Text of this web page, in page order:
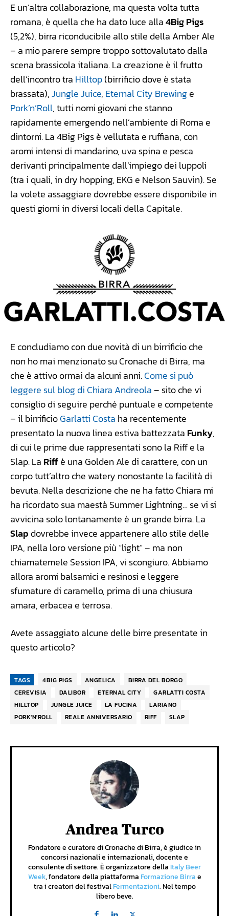
E un’altra collaborazione, ma questa volta tutta
romana, è quella che ha dato luce alla4Big Pigs
(5,2%), birra riconducibile allo stile della Amber Ale
– a mio parere sempre troppo sottovalutato dalla
scena brassicola italiana. La creazione è il frutto
dell’incontro tra Hilltop(birrificio dove è stata
brassata),Jungle Juice, Eternal City Brewinge
Pork’n’Roll, tutti nomi giovani che stanno
rapidamente emergendo nell’ambiente di Roma e
dintorni. La 4Big Pigs è vellutata e ruffiana, con
aromi intensi di mandarino, uva spina e pesca
derivanti principalmente dall’impiego dei luppoli
(tra i quali, in dry hopping, EKG e Nelson Sauvin). Se
la volete assaggiare dovrebbe essere disponibile in
questi giorni in diversi locali della Capitale.
E concludiamo con due novità di un birrificio che
non ho mai menzionato su Cronache di Birra, ma
che è attivo ormai da alcuni anni.Come si può
leggere sul blog di Chiara Andreola– sito che vi
consiglio di seguire perché puntuale e competente
– il birrificioGarlatti Costa ha recentemente
presentato la nuova linea estiva battezzata Funky,
di cui le prime due rappresentati sono la Riff e la
Slap. La Riffè una Golden Ale di carattere, con un
corpo tutt’altro che watery nonostante la facilità di
bevuta. Nella descrizione che ne ha fatto Chiara mi
ha ricordato sua maestà Summer Lightning… se vi si
avvicina solo lontanamente è un grande birra. La
Slap dovrebbe invece appartenere allo stile delle
IPA, nella loro versione più “light” – ma non
chiamatemele Session IPA, vi scongiuro. Abbiamo
allora aromi balsamici e resinosi e leggere
sfumature di caramello, prima di una chiusura
amara, erbacea e terrosa.
Avete assaggiato alcune delle birre presentate in
questo articolo?
TAGS 4BIG PIGS ANGELICA
BIRRA DEL BORGO
CEREVISIA
DALIBOR ETERNAL CITY
GARLATTI COSTA
HILLTOP
JUNGLE JUICE LA FUCINA
LARIANO
PORK'N'ROLL
REALE ANNIVERSARIO RIFF SLAP
Andrea Turco
Fondatore e curatore di Cronache di Birra, è giudice in
concorsi nazionali e internazionali, docente e
consulente di settore. È organizzatore della Italy Beer
Week, fondatore della piattaforma Formazione Birrae
tra i creatori del festivalFermentazioni. Nel tempo
libero beve.